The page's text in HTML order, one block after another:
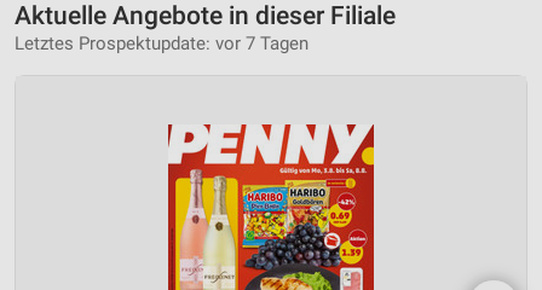
Aktuelle Angebote in dieser Filiale
Letztes Prospektupdate: vor 7 Tagen